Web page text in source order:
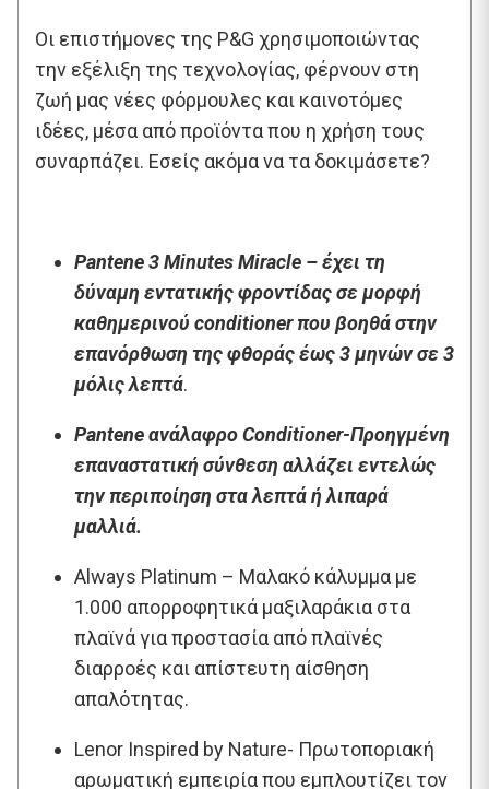
Οι επιστήμονες της P&G χρησιμοποιώντας
την εξέλιξη της τεχνολογίας, φέρνουν στη
ζωή μας νέες φόρμουλες και καινοτόμες
ιδέες, μέσα από προϊόντα που η χρήση τους
συναρπάζει. Εσείς ακόμα να τα δοκιμάσετε?
Pantene 3 Minutes Miracle – έχει τη
δύναμη εντατικής φροντίδας σε μορφή
καθημερινού conditioner που βοηθά στην
επανόρθωση της φθοράς έως 3 μηνών σε 3
μόλις λεπτά.
Pantene ανάλαφρο Conditioner-Προηγμένη
επαναστατική σύνθεση αλλάζει εντελώς
την περιποίηση στα λεπτά ή λιπαρά
μαλλιά.
Always Platinum – Μαλακό κάλυμμα με
1.000 απορροφητικά μαξιλαράκια στα
πλαϊνά για προστασία από πλαϊνές
διαρροές και απίστευτη αίσθηση
απαλότητας.
Lenor Inspired by Nature- Πρωτοποριακή
αρωματική εμπειρία που εμπλουτίζει τον